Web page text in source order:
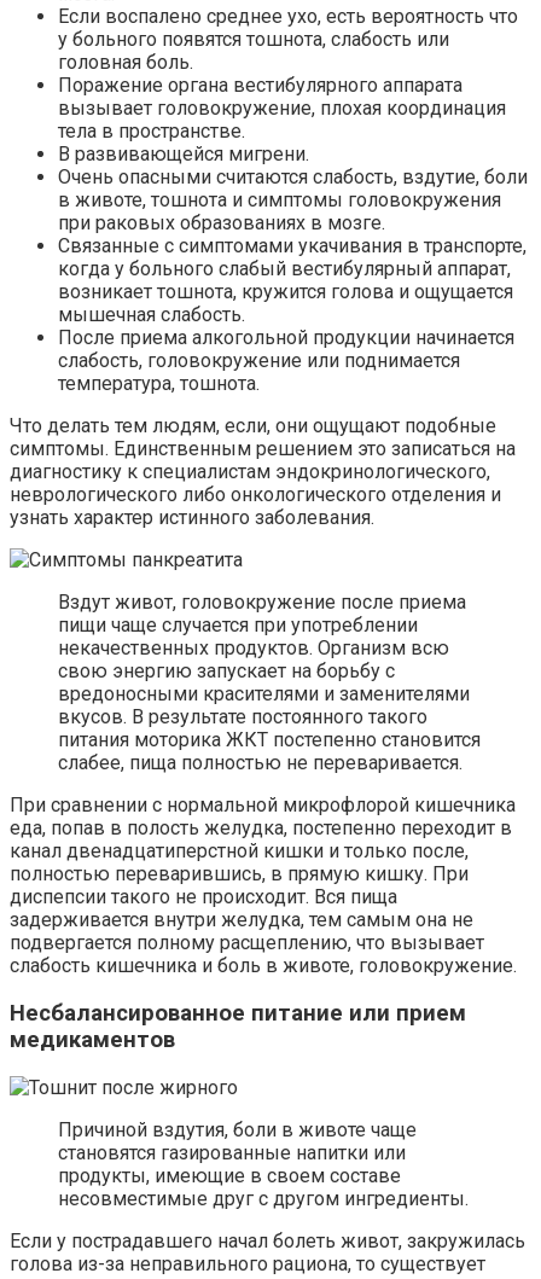
Если воспалено среднее ухо, есть вероятность что
у больного появятся тошнота, слабость или
головная боль.
Поражение органа вестибулярного аппарата
вызывает головокружение, плохая координация
тела в пространстве.
В развивающейся мигрени.
Очень опасными считаются слабость, вздутие, боли
в животе, тошнота и симптомы головокружения
при раковых образованиях в мозге.
Связанные с симптомами укачивания в транспорте,
когда у больного слабый вестибулярный аппарат,
возникает тошнота, кружится голова и ощущается
мышечная слабость.
После приема алкогольной продукции начинается
слабость, головокружение или поднимается
температура, тошнота.
Что делать тем людям, если, они ощущают подобные
симптомы. Единственным решением это записаться на
диагностику к специалистам эндокринологического,
неврологического либо онкологического отделения и
узнать характер истинного заболевания.
Вздут живот, головокружение после приема
пищи чаще случается при употреблении
некачественных продуктов. Организм всю
свою энергию запускает на борьбу с
вредоносными красителями и заменителями
вкусов. В результате постоянного такого
питания моторика ЖКТ постепенно становится
слабее, пища полностью не переваривается.
При сравнении с нормальной микрофлорой кишечника
еда, попав в полость желудка, постепенно переходит в
канал двенадцатиперстной кишки и только после,
полностью переварившись, в прямую кишку. При
диспепсии такого не происходит. Вся пища
задерживается внутри желудка, тем самым она не
подвергается полному расщеплению, что вызывает
слабость кишечника и боль в животе, головокружение.
Несбалансированное питание или прием
медикаментов
Причиной вздутия, боли в животе чаще
становятся газированные напитки или
продукты, имеющие в своем составе
несовместимые друг с другом ингредиенты.
Если у пострадавшего начал болеть живот, закружилась
голова из-за неправильного рациона, то существует